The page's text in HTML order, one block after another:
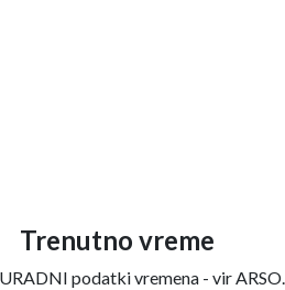
Trenutno vreme
podatki vremena - vir ARSO.